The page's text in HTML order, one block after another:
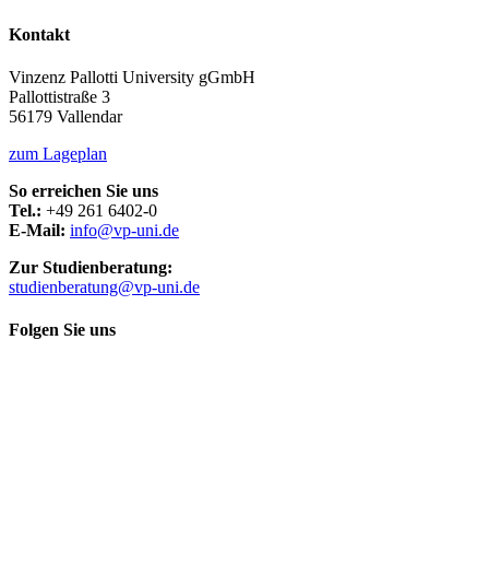
Kontakt
Vinzenz Pallotti University gGmbH
Pallottistraße 3
56179 Vallendar
zum Lageplan
So erreichen Sie uns
Tel.: +49 261 6402-0
E-Mail: info@vp-uni.de
Zur Studienberatung:
studienberatung@vp-uni.de
Folgen Sie uns